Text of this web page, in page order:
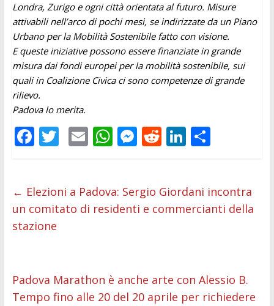
Londra, Zurigo e ogni città orientata al futuro. Misure
attivabili nell’arco di pochi mesi, se indirizzate da un Piano
Urbano per la Mobilità Sostenibile fatto con visione.
E queste iniziative possono essere finanziate in grande
misura dai fondi europei per la mobilità sostenibile, sui
quali in Coalizione Civica ci sono competenze di grande
rilievo.
Padova lo merita.
F
b
o
o
T
er
E
l
W
s
A
M
e
n
R
di
t
Li
e
dI
C
di
vi
← Elezioni a Padova: Sergio Giordani incontra
un comitato di residenti e commercianti della
stazione
Padova Marathon è anche arte con Alessio B.
Tempo fino alle 20 del 20 aprile per richiedere